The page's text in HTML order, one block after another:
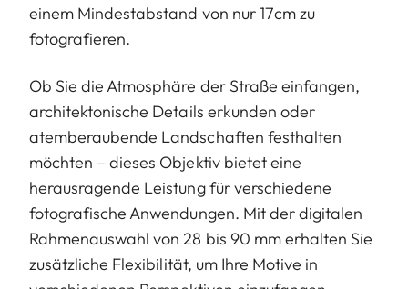
einem Mindestabstand von nur 17cm zu
fotografieren.
Ob Sie die Atmosphäre der Straße einfangen,
architektonische Details erkunden oder
atemberaubende Landschaften festhalten
möchten – dieses Objektiv bietet eine
herausragende Leistung für verschiedene
fotografische Anwendungen. Mit der digitalen
Rahmenauswahl von 28 bis 90 mm erhalten Sie
zusätzliche Flexibilität, um Ihre Motive in